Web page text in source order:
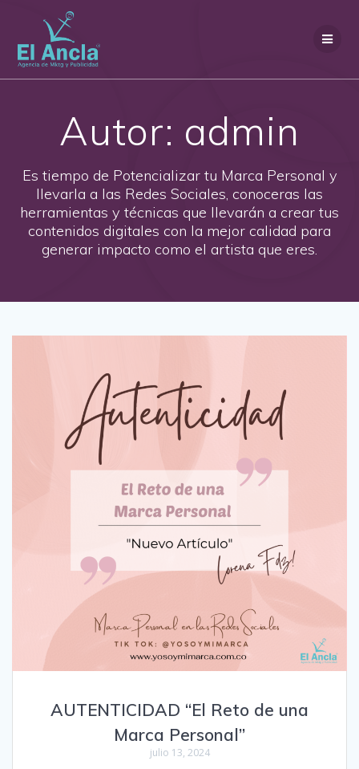
Autor: admin
Es tiempo de Potencializar tu Marca Personal y
llevarla a las Redes Sociales, conoceras las
herramientas y técnicas que llevarán a crear tus
contenidos digitales con la mejor calidad para
generar impacto como el artista que eres.
AUTENTICIDAD “El Reto de una
Marca Personal”
julio 13, 2024